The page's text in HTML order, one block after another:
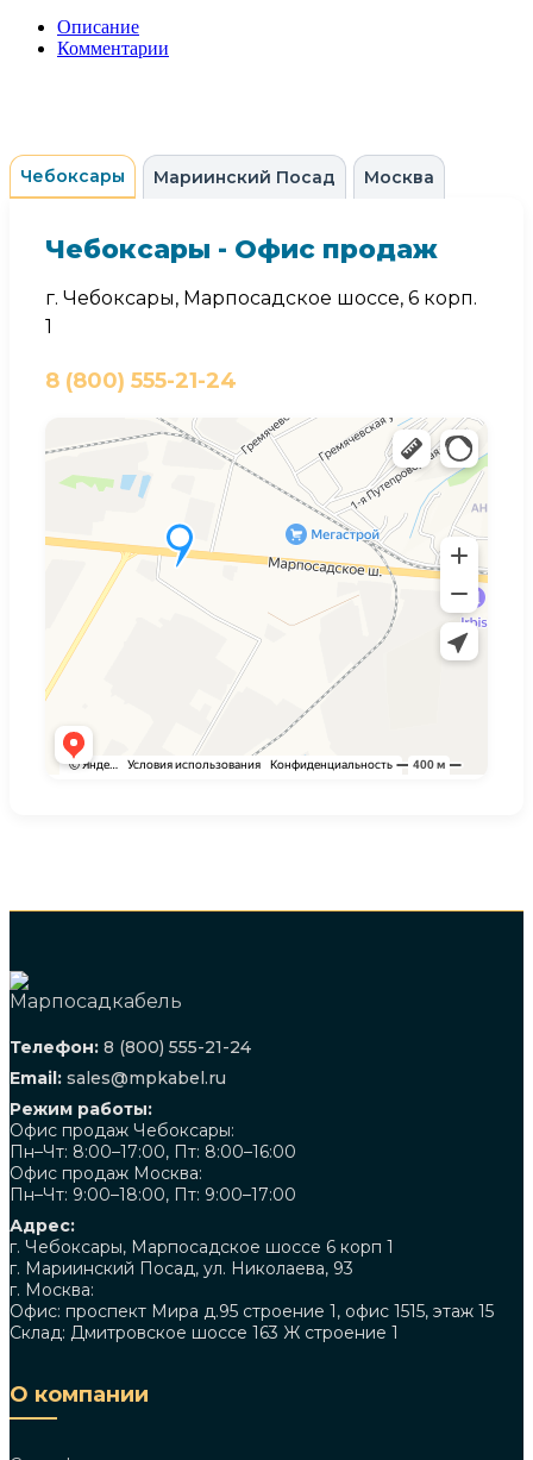
Описание
Комментарии
Чебоксары Мариинский Посад Москва
Чебоксары - Офис продаж
г. Чебоксары, Марпосадское шоссе, 6 корп.
1
8 (800) 555-21-24
Телефон: 8 (800) 555-21-24
Email: sales@mpkabel.ru
Режим работы:
Офис продаж Чебоксары:
Пн–Чт: 8:00–17:00, Пт: 8:00–16:00
Офис продаж Москва:
Пн–Чт: 9:00–18:00, Пт: 9:00–17:00
Адрес:
г. Чебоксары, Марпосадское шоссе 6 корп 1
г. Мариинский Посад, ул. Николаева, 93
г. Москва:
Офис: проспект Мира д.95 строение 1, офис 1515, этаж 15
Склад: Дмитровское шоссе 163 Ж строение 1
О компании